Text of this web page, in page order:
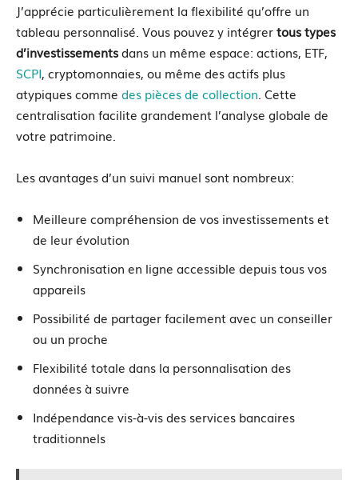
J’apprécie particulièrement la flexibilité qu’offre un
tableau personnalisé. Vous pouvez y intégrertous types
d’investissementsdans un même espace: actions, ETF,
SCPI, cryptomonnaies, ou même des actifs plus
atypiques comme des pièces de collection. Cette
centralisation facilite grandement l’analyse globale de
votre patrimoine.
Les avantages d’un suivi manuel sont nombreux:
Meilleure compréhension de vos investissements et
de leur évolution
Synchronisation en ligne accessible depuis tous vos
appareils
Possibilité de partager facilement avec un conseiller
ou un proche
Flexibilité totale dans la personnalisation des
données à suivre
Indépendance vis-à-vis des services bancaires
traditionnels